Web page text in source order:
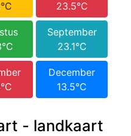
23.5°C
September
23.1°C
December
13.5°C
- landkaart